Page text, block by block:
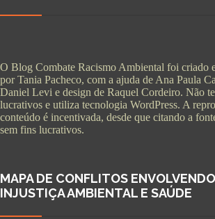
O Blog Combate Racismo Ambiental foi criado
por Tania Pacheco, com a ajuda de Ana Paula
Daniel Levi e design de Raquel Cordeiro. Não
lucrativos e utiliza tecnologia WordPress. A
conteúdo é incentivada, desde que citando a
sem fins lucrativos.
MAPA DE CONFLITOS ENVOLVENDO
INJUSTIÇA AMBIENTAL E SAÚDE